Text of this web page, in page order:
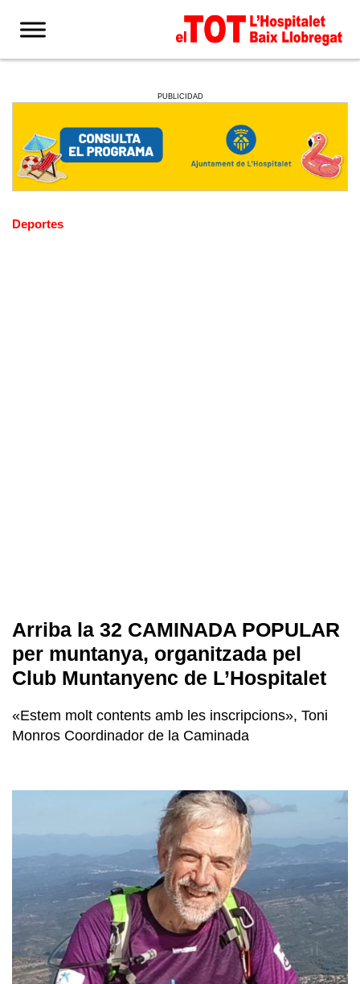
PUBLICIDAD
Deportes
Arriba la 32 CAMINADA POPULAR
per muntanya, organitzada pel
Club Muntanyenc de L’Hospitalet
«Estem molt contents amb les inscripcions», Toni
Monros Coordinador de la Caminada